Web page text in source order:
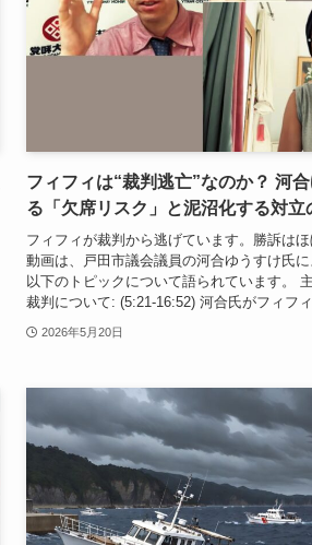
フィフィは“裁判逃亡”なのか？ 河
る「欠席リスク」と泥沼化する対立
フィフィが裁判から逃げています。勝訴は
動画は、戸田市議会議員の河合ゆうすけ氏
以下のトピックについて語られています。
裁判について: (5:21-16:52) 河合氏がフィフィ
2026年5月20日